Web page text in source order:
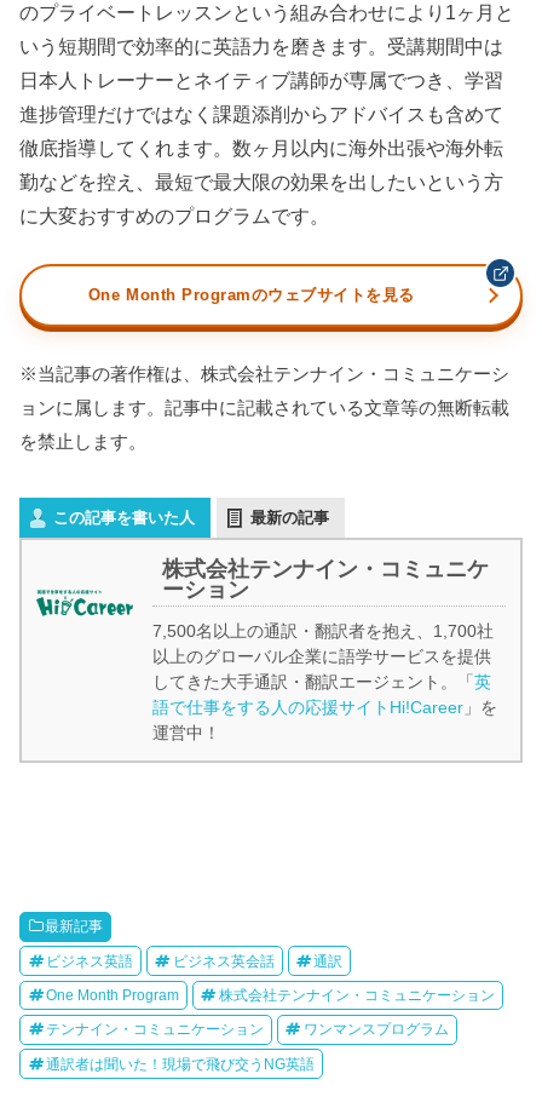
のプライベートレッスンという組み合わせにより1ヶ月と
いう短期間で効率的に英語力を磨きます。受講期間中は
日本人トレーナーとネイティブ講師が専属でつき、学習
進捗管理だけではなく課題添削からアドバイスも含めて
徹底指導してくれます。数ヶ月以内に海外出張や海外転
勤などを控え、最短で最大限の効果を出したいという方
に大変おすすめのプログラムです。
One Month Programのウェブサイトを見る
※当記事の著作権は、株式会社テンナイン・コミュニケーシ
ョンに属します。記事中に記載されている文章等の無断転載
を禁止します。
この記事を書いた人 最新の記事
株式会社テンナイン・コミュニケ
ーション
7,500名以上の通訳・翻訳者を抱え、1,700社
以上のグローバル企業に語学サービスを提供
してきた大手通訳・翻訳エージェント。「英
語で仕事をする人の応援サイトHi!Career 」を
運営中！
最新記事
ビジネス英語 ビジネス英会話 通訳
One Month Program 株式会社テンナイン・コミュニケーション
テンナイン・コミュニケーション ワンマンスプログラム
通訳者は聞いた！現場で飛び交うNG英語